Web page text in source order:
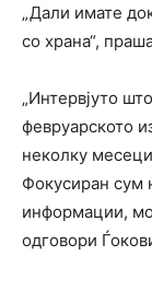
„Дали имате
со храна“,
„Интервјуто
февруарското
неколку
Фокусиран сум
информации,
одговори